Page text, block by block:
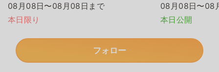
08月08日〜08月08日まで
本日限り
08月08日〜08
本日公開
フォロー